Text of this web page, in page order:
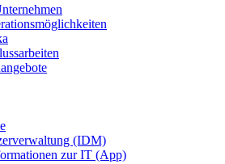
(IDM)
zur IT (App)